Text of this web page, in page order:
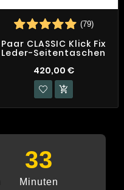
(79)
Paar CLASSIC Klick Fix
Leder-Seitentaschen
420,00 €

33
Minuten